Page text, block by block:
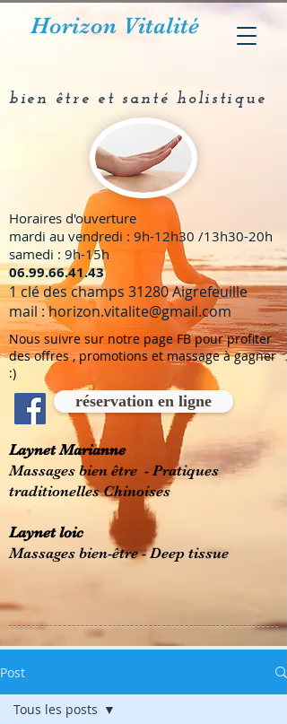
Horizon Vitalité
bien être et santé holistique
Horaires d'ouverture
mardi au vendredi : 9h-12h30 /13h30-20h
samedi : 9h-15h
​06.99.66.41.43
1 clé des champs 31280 Aigrefeuille
mail :horizon.vitalite@gmail.com
Nous suivre sur notre page FB pour profiter
des offres , promotions et massage à gagner
:)
réservation en ligne
Laynet Marianne
Massages bien être - Pratiques
traditionelles Chinoises
Laynet loic
Massages bien-être - Deep tissue
Post
Tous les posts